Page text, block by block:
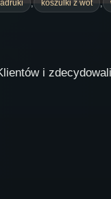
, koszulki z wot ,
i